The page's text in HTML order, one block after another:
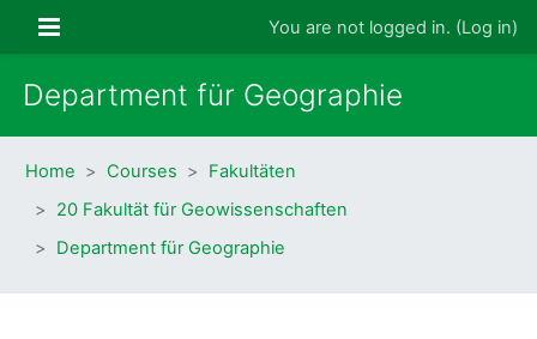
Side panel You are not logged in. (Log in)
Department für Geographie
Home Courses
Fakultäten
20 Fakultät für Geowissenschaften
Department für Geographie